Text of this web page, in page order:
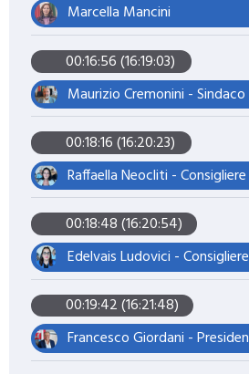
Marcella Mancini
00:16:56 (16:19:03)
Maurizio Cremonini - Sindaco
00:18:16 (16:20:23)
Raffaella Neocliti - Consigliere
00:18:48 (16:20:54)
Edelvais Ludovici - Consigliere
00:19:42 (16:21:48)